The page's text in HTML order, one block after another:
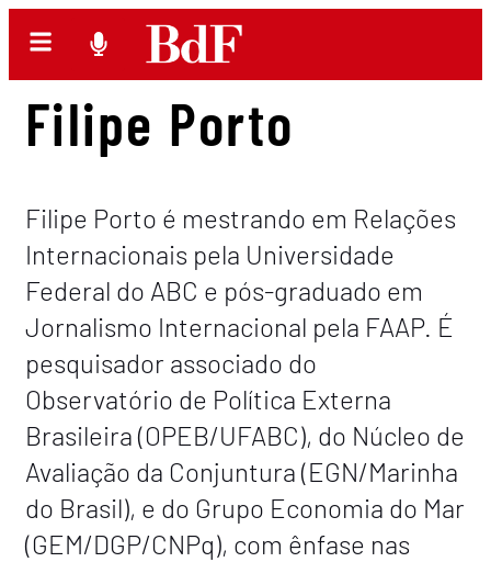
Filipe Porto
Filipe Porto é mestrando em Relações
Internacionais pela Universidade
Federal do ABC e pós-graduado em
Jornalismo Internacional pela FAAP. É
pesquisador associado do
Observatório de Política Externa
Brasileira (OPEB/UFABC), do Núcleo de
Avaliação da Conjuntura (EGN/Marinha
do Brasil), e do Grupo Economia do Mar
(GEM/DGP/CNPq), com ênfase nas